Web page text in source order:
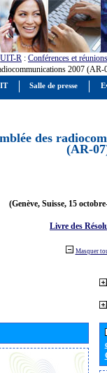
UIT-R : Conférences et réunions
2007 (AR-
des
(AR-
(Genève, Suisse, 15
Livre des
Masquer
Salle de presse